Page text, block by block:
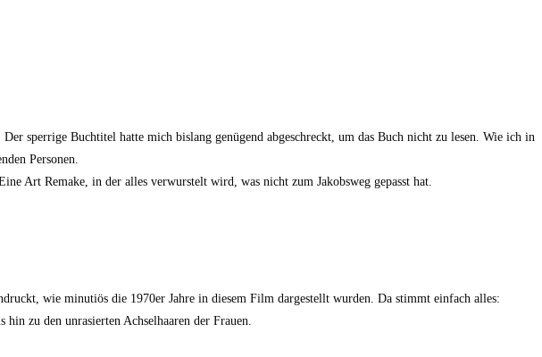
sperrige Buchtitel hatte mich bislang genügend abgeschreckt, um das Buch nicht zu lesen. Wie ich in
Personen.
Art Remake, in der alles verwurstelt wird, was nicht zum Jakobsweg gepasst hat.
wie minutiös die 1970er Jahre in diesem Film dargestellt wurden. Da stimmt einfach alles:
zu den unrasierten Achselhaaren der Frauen.